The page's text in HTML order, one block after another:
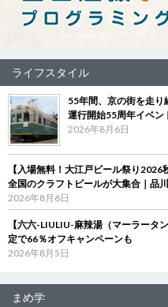
ライフスタイル
55年間、京の街を走
運行開始55周年イベン
2026年8月6日
【入場無料！大江戸ビール祭り
全国のクラフトビールが大集合｜品川
2026年8月6日
【六六-LIULIU-麻辣湯（マーラータ
定で66％オフキャンペーンも
2026年8月5日
まめ学